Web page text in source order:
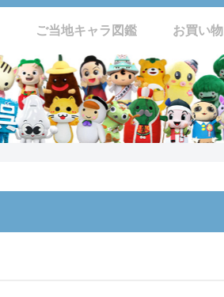
ご当地キャラ図鑑 お買い物